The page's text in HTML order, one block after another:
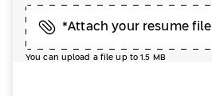
*Attach your resume file
You can upload a file up to 1.5 MB